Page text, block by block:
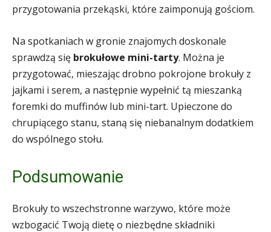
przygotowania przekąski, które zaimponują gościom.
Na spotkaniach w gronie znajomych doskonale
sprawdzą się brokułowe mini-tarty. Można je
przygotować, mieszając drobno pokrojone brokuły z
jajkami i serem, a następnie wypełnić tą mieszanką
foremki do muffinów lub mini-tart. Upieczone do
chrupiącego stanu, staną się niebanalnym dodatkiem
do wspólnego stołu.
Podsumowanie
Brokuły to wszechstronne warzywo, które może
wzbogacić Twoją dietę o niezbędne składniki